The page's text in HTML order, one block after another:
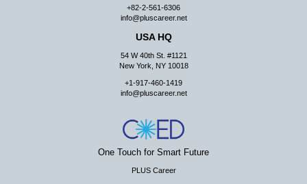
④ 회원은 회사의 서비스에서 타 사이트의 홍보행위를 하지 않
아야 하며 공공질서나 미풍약속에 위배되는 내용 혹은 저작권을
리 행위도 할 수 없습니다.
사가 통지하는 사항을 준수하여야 하며, 기타 회사의 업무에 방
해되는 행위를 하여서는 아니 됩니다.
제8조 (회원의 관리)
① 회원은 언제든 이 약관에 대한 동의를 철회할 수 있습니다.
+82-2-561-6306
info@pluscareer.net
USA HQ
54 W 40th St. #1121
New York, NY 10018
+1-917-460-1419
info@pluscareer.net
One Touch for Smart Future
PLUS Career